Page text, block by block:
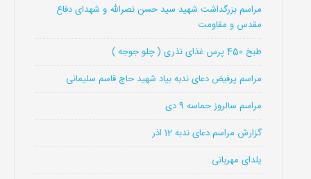
مراسم بزرگداشت شهید سید حسن نصرالله و شهدای دفاع
مقدس و مقاومت
طبخ 450 پرس غذای نذری ( چلو جوجه )
مراسم پرفیض دعای ندبه بیاد شهید حاج قاسم سلیمانی
مراسم سالروز حماسه 9 دی
گزارش مراسم دعای ندبه 12 اذر
یلدای مهربانی